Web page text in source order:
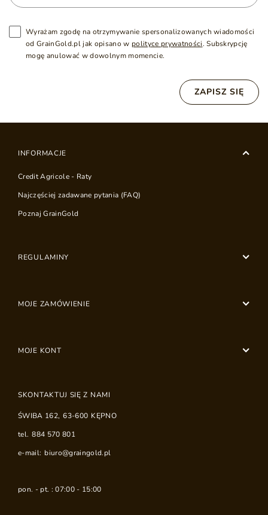
Wyrażam zgodę na otrzymywanie spersonalizowanych wiadomości
od GrainGold.pl jak opisano w polityce prywatności. Subskrypcję
mogę anulować w dowolnym momencie.
ZAPISZ SIĘ
INFORMACJE
Credit Agricole - Raty
Najczęściej zadawane pytania (FAQ)
Poznaj GrainGold
REGULAMINY
MOJE ZAMÓWIENIE
MOJE KONT
SKONTAKTUJ SIĘ Z NAMI
ŚWIBA 162, 63-600 KĘPNO
tel. 884 570 801
e-mail: biuro@graingold.pl
pon. - pt. : 07:00 - 15:00